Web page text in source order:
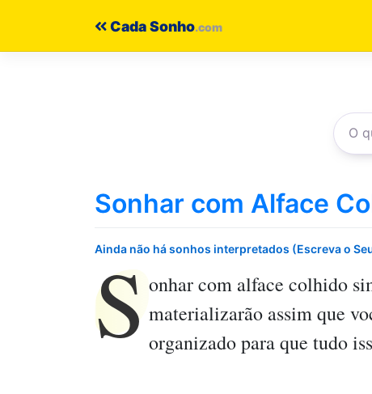
Cada Sonho
Sonhar com Alface
Ainda não há sonhos interpretados (Escreva o
S onhar com alface colhido
materializarão assim que
organizado para que tudo